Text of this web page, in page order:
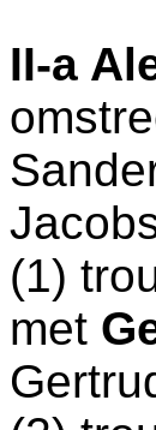
II-a
(1)
met